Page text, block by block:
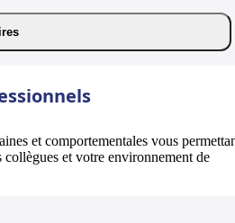
et comportementales vous
et votre environnement de